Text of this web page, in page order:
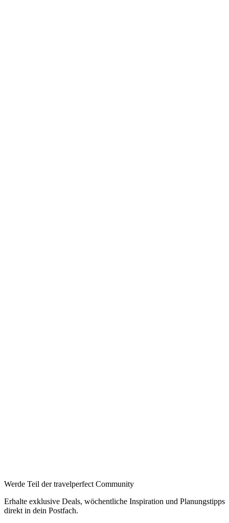
Werde Teil der travelperfect Community
Erhalte exklusive Deals, wöchentliche Inspiration und Planungstipps
direkt in dein Postfach.